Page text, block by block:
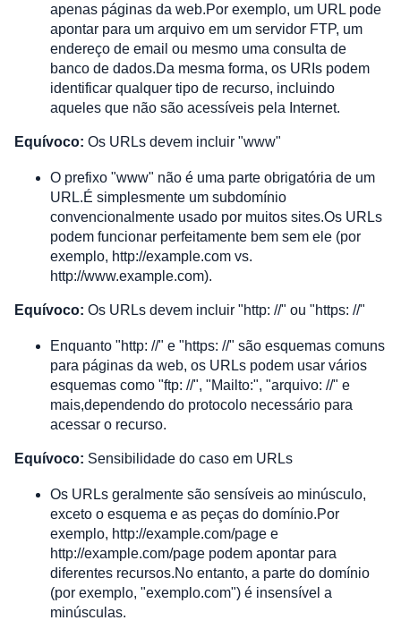
apenas páginas da web.Por exemplo, um URL pode
apontar para um arquivo em um servidor FTP, um
endereço de email ou mesmo uma consulta de
banco de dados.Da mesma forma, os URIs podem
identificar qualquer tipo de recurso, incluindo
aqueles que não são acessíveis pela Internet.
Equívoco: Os URLs devem incluir "www"
O prefixo "www" não é uma parte obrigatória de um
URL.É simplesmente um subdomínio
convencionalmente usado por muitos sites.Os URLs
podem funcionar perfeitamente bem sem ele (por
exemplo, http://example.com vs.
http://www.example.com).
Equívoco: Os URLs devem incluir "http: //" ou "https: //"
Enquanto "http: //" e "https: //" são esquemas comuns
para páginas da web, os URLs podem usar vários
esquemas como "ftp: //", "Mailto:", "arquivo: //" e
mais,dependendo do protocolo necessário para
acessar o recurso.
Equívoco: Sensibilidade do caso em URLs
Os URLs geralmente são sensíveis ao minúsculo,
exceto o esquema e as peças do domínio.Por
exemplo, http://example.com/page e
http://example.com/page podem apontar para
diferentes recursos.No entanto, a parte do domínio
(por exemplo, "exemplo.com") é insensível a
minúsculas.